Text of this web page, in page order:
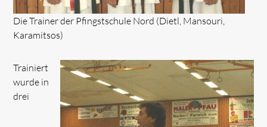
Die Trainer der Pfingstschule Nord (Dietl, Mansouri,
Karamitsos)
Trainiert
wurde in
drei